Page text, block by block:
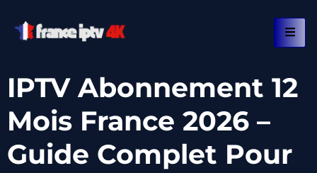
IPTV Abonnement 12
Mois France 2026 –
Guide Complet Pour